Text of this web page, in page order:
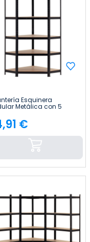
Esquinera
Metálica con 5
Home
€